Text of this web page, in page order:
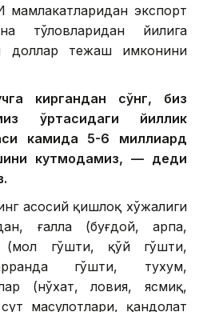
экспорт
тўловларидан йилига
доллар тежаш имконини
киргандан сўнг, биз
ўртасидаги йиллик
камида 5-6 миллиард
кутмоқдамиз, — деди
асосий қишлоқ хўжалиги
ғалла (буғдой, арпа,
(мол гўшти, қўй гўшти,
гўшти, тухум,
(нўхат, ловия, ясмиқ,
маҳсулотлари, қандолат